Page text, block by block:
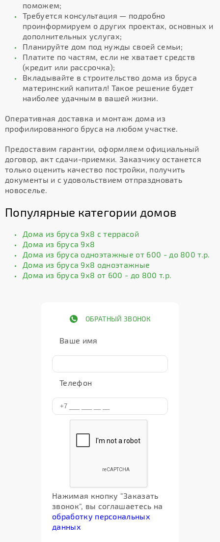
поможем;
Требуется консультация — подробно
проинформируем о других проектах, основных и
дополнительных услугах;
Планируйте дом под нужды своей семьи;
Платите по частям, если не хватает средств
(кредит или рассрочка);
Вкладывайте в строительство дома из бруса
материнский капитал! Такое решение будет
наиболее удачным в вашей жизни.
Оперативная доставка и монтаж дома из
профилированного бруса на любом участке.
Предоставим гарантии, оформляем официальный
договор, акт сдачи-приемки. Заказчику останется
только оценить качество постройки, получить
документы и с удовольствием отпраздновать
новоселье.
Популярные категории домов
Дома из бруса 9х8 с террасой
Дома из бруса 9х8
Дома из бруса одноэтажные от 600 - до 800 т.р.
Дома из бруса 9х8 одноэтажные
Дома из бруса 9х8 от 600 - до 800 т.р.
ОБРАТНЫЙ ЗВОНОК
Ваше имя
Телефон
Нажимая кнопку "Заказать
звонок", вы соглашаетесь на
обработку персональных
данных